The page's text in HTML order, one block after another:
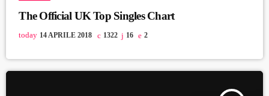
The Official UK Top Singles Chart
today 14 APRILE 2018 1322 16 2